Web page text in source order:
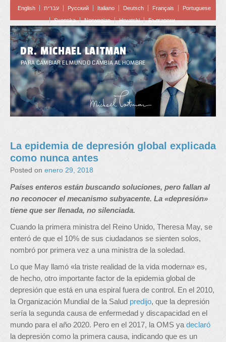
English עברית Pусский Italiano Deutsch Français
Portuguese
Svenska
Norwegian Hrvatski Български
DR. MICHAEL LAITMAN
PARA CAMBIAR EL MUNDO CAMBIA AL HOMBRE
La epidemia de depresión global explicada
como nunca antes
Posted on enero 29, 2018
Países enteros están buscando soluciones, pero fallan al
no reconocer el mecanismo subyacente. La «depresión»
tiene que ser llenada, no silenciada.
Cuando la primera ministra del Reino Unido, Theresa May, se
enteró de que el 10% de sus ciudadanos se sienten solos,
nombró por primera vez a una ministra de la soledad.
Lo que May llamó «la triste realidad de la vida moderna» es,
de hecho, otro importante factor de la epidemia global de
depresión que está en una espiral fuera de control. En el 2010,
la Organización Mundial de la Salud predijo, que la depresión
sería la segunda causa de enfermedad y discapacidad en el
mundo para el año 2020. Pero en el 2017, la OMS ya declaró
la depresión como la primera causa, indicando que es un